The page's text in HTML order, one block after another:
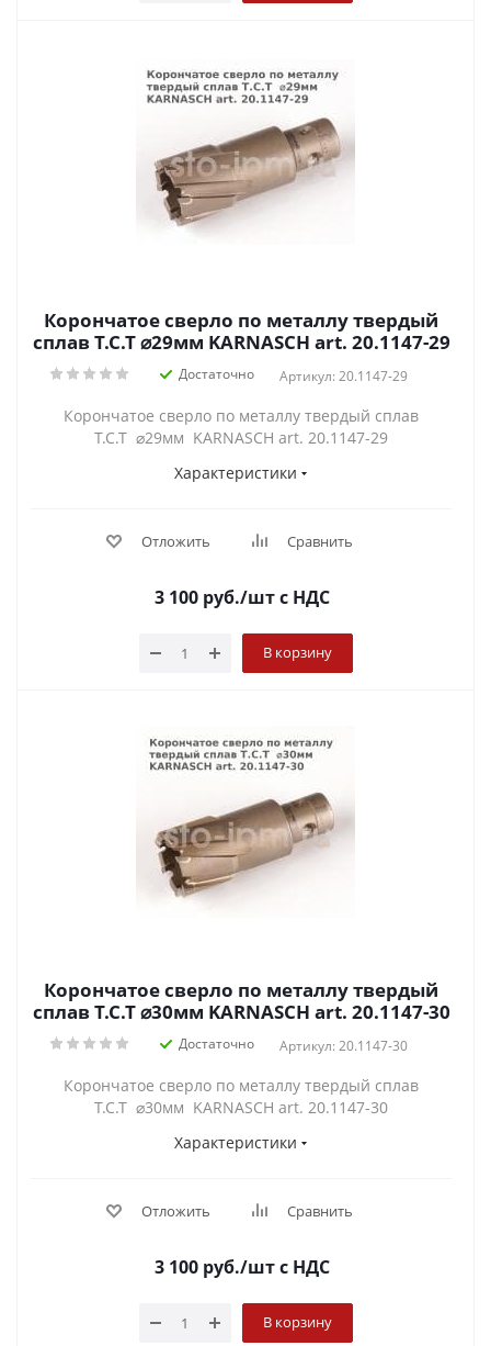
Корончатое сверло по металлу твердый
сплав Т.С.Т ⌀29мм KARNASCH art. 20.1147-29
Достаточно Артикул: 20.1147-29
Корончатое сверло по металлу твердый сплав
Т.С.Т ⌀29мм KARNASCH art. 20.1147-29
Характеристики
Отложить Сравнить
3 100руб./штс НДС
В корзину
Корончатое сверло по металлу твердый
сплав Т.С.Т ⌀30мм KARNASCH art. 20.1147-30
Достаточно Артикул: 20.1147-30
Корончатое сверло по металлу твердый сплав
Т.С.Т ⌀30мм KARNASCH art. 20.1147-30
Характеристики
Отложить Сравнить
3 100руб./штс НДС
В корзину